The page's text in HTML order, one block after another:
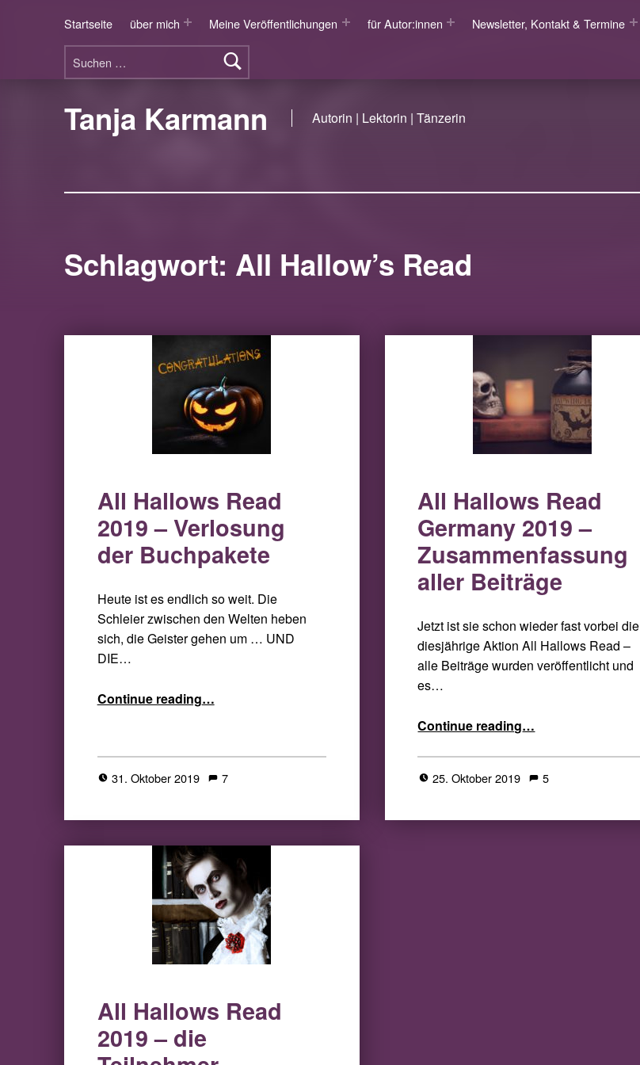
Suchen nach:
Startseite über mich Meine Veröffentlichungen für Autor:innen Newsletter, Kontakt & Termine
Tanja Karmann Autorin | Lektorin | Tänzerin
Schlagwort: All Hallow’s Read
All Hallows Read
2019 – Verlosung
der Buchpakete
Heute ist es endlich so weit. Die
Schleier zwischen den Welten heben
sich, die Geister gehen um … UND
DIE…
Continue reading“All Hallows Read 2019 – Verlosung der Buchpakete”
…
31. Oktober 2019 7
All Hallows Read
Germany 2019 –
Zusammenfassung
aller Beiträge
Jetzt ist sie schon wieder fast vorbei die
diesjährige Aktion All Hallows Read –
alle Beiträge wurden veröffentlicht und
es…
Continue reading…
25. Oktober 2019 5
All Hallows Read
2019 – die